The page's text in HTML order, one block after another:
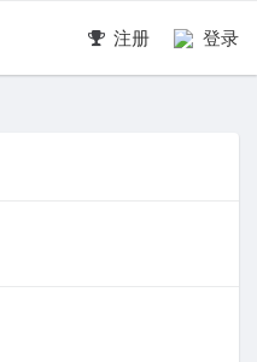
注册 登录